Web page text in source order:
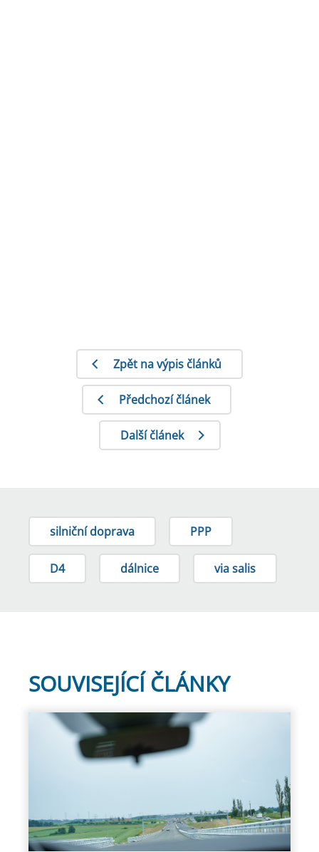
Zpět na výpis článků
Předchozí článek
Další článek
silniční doprava PPP
D4 dálnice via salis
SOUVISEJÍCÍ ČLÁNKY